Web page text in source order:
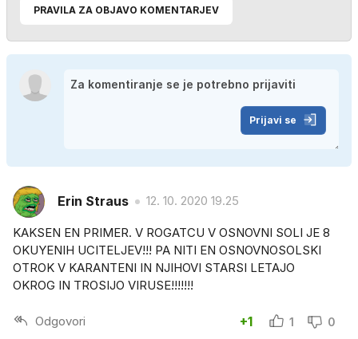
PRAVILA ZA OBJAVO KOMENTARJEV
Prijavi se
Erin Straus 12. 10. 2020 19.25
KAKSEN EN PRIMER. V ROGATCU V OSNOVNI SOLI JE 8
OKUYENIH UCITELJEV!!! PA NITI EN OSNOVNOSOLSKI
OTROK V KARANTENI IN NJIHOVI STARSI LETAJO
OKROG IN TROSIJO VIRUSE!!!!!!!
Odgovori +1 1 0